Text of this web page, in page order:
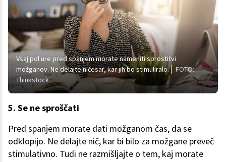
Vsaj pol ure pred spanjem morate nameniti sprostitvi
možganov. Ne delajte ničesar, kar jih bo stimuliralo.
FOTO:
Thinkstock
5. Se ne sproščati
Pred spanjem morate dati možganom čas, da se
odklopijo. Ne delajte nič, kar bi bilo za možgane preveč
stimulativno. Tudi ne razmišljajte o tem, kaj morate